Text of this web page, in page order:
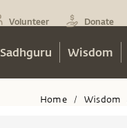
Volunteer Donate
Sadhguru Wisdom
Home / Wisdom